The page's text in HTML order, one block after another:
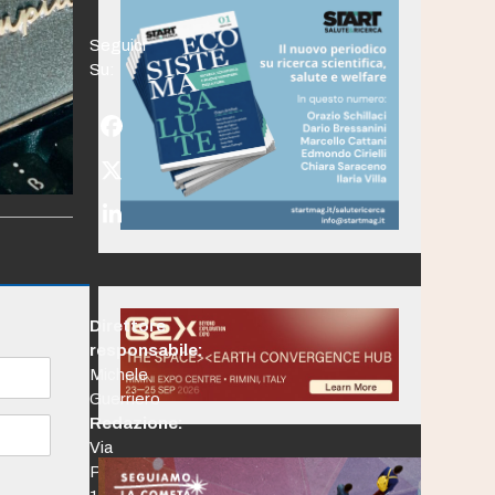
Seguici
Su:
Facebook
Twitter
(deprecated)
LinkedIn
Direttore
responsabile:
Michele
Guerriero
Redazione:
Via
Po,